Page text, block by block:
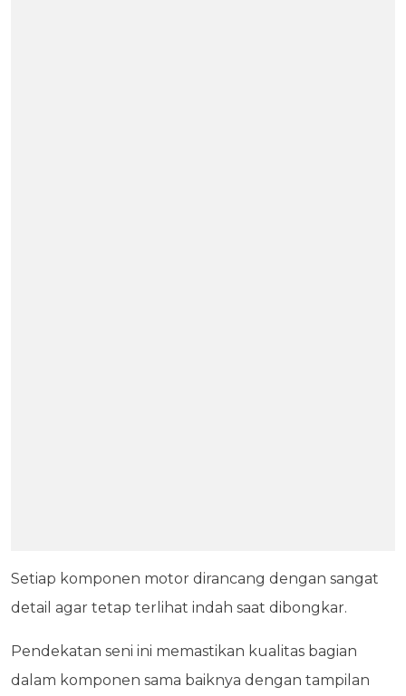
Setiap komponen motor dirancang dengan sangat
detail agar tetap terlihat indah saat dibongkar.
Pendekatan seni ini memastikan kualitas bagian
dalam komponen sama baiknya dengan tampilan